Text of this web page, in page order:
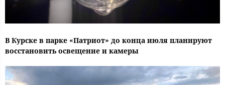
В Курске в парке «Патриот» до конца июля планируют
восстановить освещение и камеры